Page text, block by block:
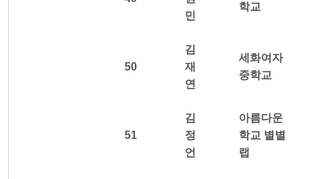
민
학교
50
김
재
연
세화여자
중학교
51
김
정
언
아름다운
학교 별별
랩